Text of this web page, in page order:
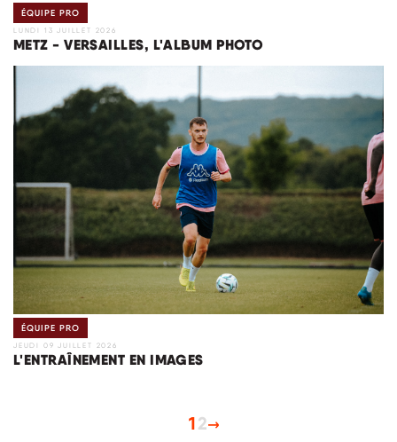
ÉQUIPE PRO
LUNDI 13 JUILLET 2026
METZ - VERSAILLES, L'ALBUM PHOTO
ÉQUIPE PRO
JEUDI 09 JUILLET 2026
L'ENTRAÎNEMENT EN IMAGES
12